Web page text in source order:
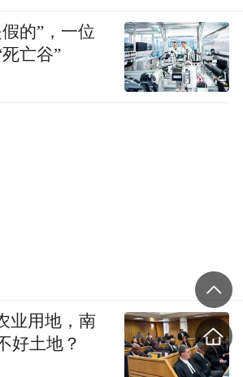
的”，一位
亡谷”
业用地，南
好土地？